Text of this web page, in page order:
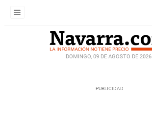
DOMINGO, 09 DE AGOSTO DE 2026